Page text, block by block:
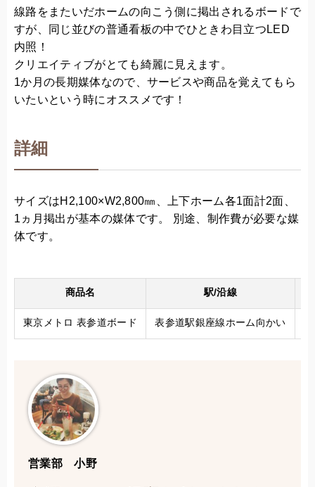
線路をまたいだホームの向こう側に掲出されるボードで
すが、同じ並びの普通看板の中でひときわ目立つLED
内照！
クリエイティブがとても綺麗に見えます。
1か月の長期媒体なので、サービスや商品を覚えてもら
いたいという時にオススメです！
詳細
サイズはH2,100×W2,800㎜、上下ホーム各1面計2面、
1ヵ月掲出が基本の媒体です。 別途、制作費が必要な媒
体です。
商品名 駅/沿線
東京メトロ 表参道ボード 表参道駅銀座線ホーム向かい
営業部 小野